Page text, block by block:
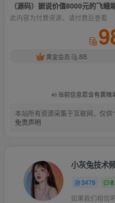
（源码）据说价值8000元的飞蛾
此内容为付费资源，请付费后查看
黄金会员
88
当前信息若含有黄赌
本站所有资源采集于互联网，仅供
免责声明
小灰兔技术
3479 8
如果我们相信